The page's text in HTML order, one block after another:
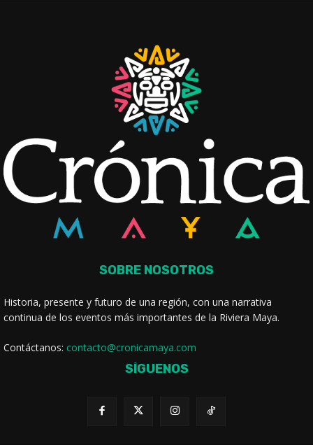
SOBRE NOSOTROS
Historia, presente y futuro de una región, con una narrativa
continua de los eventos más importantes de la Riviera Maya.
Contáctanos: contacto@cronicamaya.com
SÍGUENOS